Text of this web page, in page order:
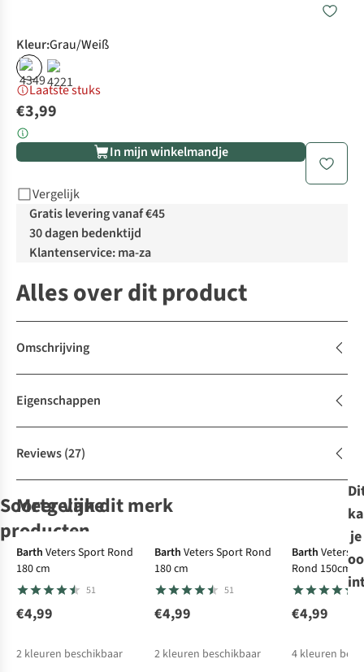
Kleur:Grau/Weiß
Laatste stuks
€3,99
In mijn winkelmandje
Vergelijk
Gratis levering vanaf €45
30 dagen bedenktijd
Klantenservice: ma-za
Alles over dit product
Omschrijving
Eigenschappen
Reviews(27)
Soortgelijke
producten
Barth Veters
Sport Rond 180
Barth
Sport Rond 180
cm
Barth
Bergsport Rond
150cm
Bergsport Rond
150cm
Meer van dit merk
Barth Veters Sport Rond
180 cm
51
€4,99
2 kleuren beschikbaar
Barth Veters Sport Rond
180 cm
51
€4,99
2 kleuren beschikbaar
Barth Veters
Rond 150cm
€4,99
4 kleuren
je